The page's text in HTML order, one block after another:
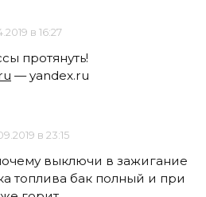
в 16:27
протянуть!
— yandex.ru
в 23:15
выключи в зажигание
топлива бак полный и при